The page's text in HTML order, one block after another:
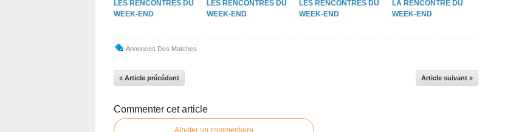
LES RENCONTRES DU
WEEK-END
LES RENCONTRES DU
WEEK-END
LES RENCONTRES DU
WEEK-END
LA RENCONTRE DU
WEEK-END
Annonces Des Matches
« Article précédent Article suivant »
Commenter cet article
Ajouter un commentaire